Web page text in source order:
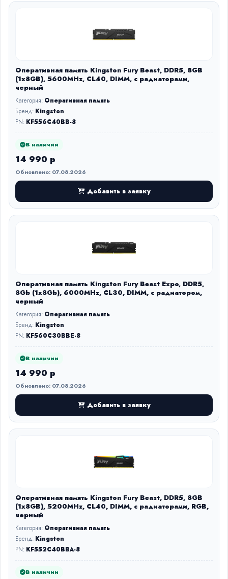
Оперативная память Kingston Fury Beast, DDR5, 8GB
(1x8GB), 5600MHz, CL40, DIMM, с радиаторами,
черный
Категория: Оперативная память
Бренд: Kingston
PN: KF556C40BB-8
В наличии
14 990 р
Обновлено: 07.08.2026
Добавить в заявку
Оперативная память Kingston Fury Beast Expo, DDR5,
8Gb (1x8Gb), 6000MHz, CL30, DIMM, с радиатором,
черный
Категория: Оперативная память
Бренд: Kingston
PN: KF560C30BBE-8
В наличии
14 990 р
Обновлено: 07.08.2026
Добавить в заявку
Оперативная память Kingston Fury Beast, DDR5, 8GB
(1x8GB), 5200MHz, CL40, DIMM, с радиаторами, RGB,
черный
Категория: Оперативная память
Бренд: Kingston
PN: KF552C40BBA-8
В наличии